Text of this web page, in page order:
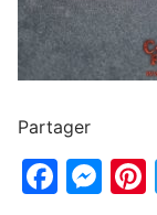
Partager